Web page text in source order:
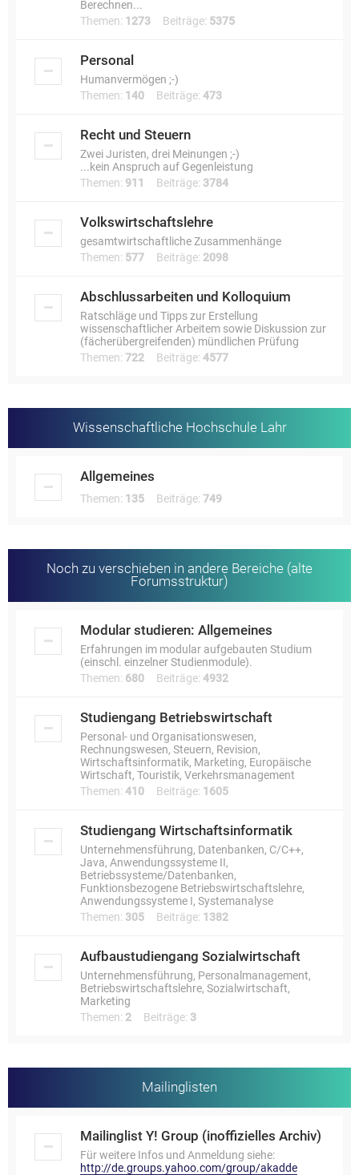
Berechnen...
Themen: 1273 Beiträge: 5375
Personal
Humanvermögen ;-)
Themen: 140 Beiträge: 473
Recht und Steuern
Zwei Juristen, drei Meinungen ;-)
...kein Anspruch auf Gegenleistung
Themen: 911 Beiträge: 3784
Volkswirtschaftslehre
gesamtwirtschaftliche Zusammenhänge
Themen: 577 Beiträge: 2098
Abschlussarbeiten und Kolloquium
Ratschläge und Tipps zur Erstellung
wissenschaftlicher Arbeitem sowie Diskussion zur
(fächerübergreifenden) mündlichen Prüfung
Themen: 722 Beiträge: 4577
Wissenschaftliche Hochschule Lahr
Allgemeines
Themen: 135 Beiträge: 749
Noch zu verschieben in andere Bereiche (alte
Forumsstruktur)
Modular studieren: Allgemeines
Erfahrungen im modular aufgebauten Studium
(einschl. einzelner Studienmodule).
Themen: 680 Beiträge: 4932
Studiengang Betriebswirtschaft
Personal- und Organisationswesen,
Rechnungswesen, Steuern, Revision,
Wirtschaftsinformatik, Marketing, Europäische
Wirtschaft, Touristik, Verkehrsmanagement
Themen: 410 Beiträge: 1605
Studiengang Wirtschaftsinformatik
Unternehmensführung, Datenbanken, C/C++,
Java, Anwendungssysteme II,
Betriebssysteme/Datenbanken,
Funktionsbezogene Betriebswirtschaftslehre,
Anwendungssysteme I, Systemanalyse
Themen: 305 Beiträge: 1382
Aufbaustudiengang Sozialwirtschaft
Unternehmensführung, Personalmanagement,
Betriebswirtschaftslehre, Sozialwirtschaft,
Marketing
Themen: 2 Beiträge: 3
Mailinglisten
Mailinglist Y! Group (inoffizielles Archiv)
Für weitere Infos und Anmeldung siehe:
http://de.groups.yahoo.com/group/akadde